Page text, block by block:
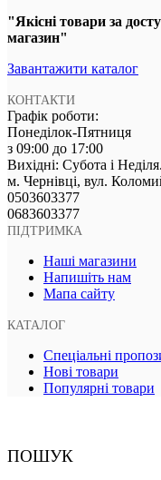
"Якісні товари за
магазин"
Завантажити каталог
КОНТАКТИ
Графік роботи:
Понеділок-Пятниця
з 09:00 до 17:00
Вихідні: Субота і Неділя.
м. Чернівці, вул.
‎0503603377
‎0683603377
ПІДТРИМКА
Наші магазини
Напишіть нам
Мапа сайту
КАТАЛОГ
Спеціальні
Нові товари
Популярні товари
ПОШУК